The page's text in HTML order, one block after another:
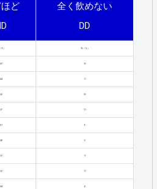
ど
全く飲めない
DD
%） 10（%）
47 12
44 11
42 10
37 11
41 8
48 3
37 9
32 11
44 4